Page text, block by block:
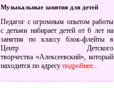
Музыкальные занятия для детей
Педагог с огромным опытом работы
с детьми набирает детей от 6 лет на
занятия по классу блок-флейты в
Центр Детского
творчества «Алексеевский», который
находится по адресу подробнее...